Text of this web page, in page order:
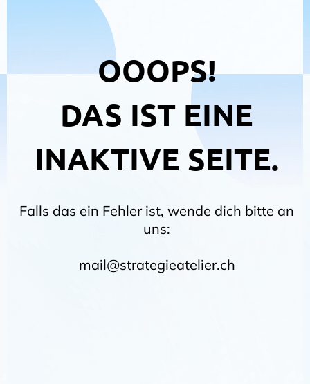
OOOPS!
DAS IST EINE
INAKTIVE SEITE.
Falls das ein Fehler ist, wende dich bitte an
uns:
mail@strategieatelier.ch